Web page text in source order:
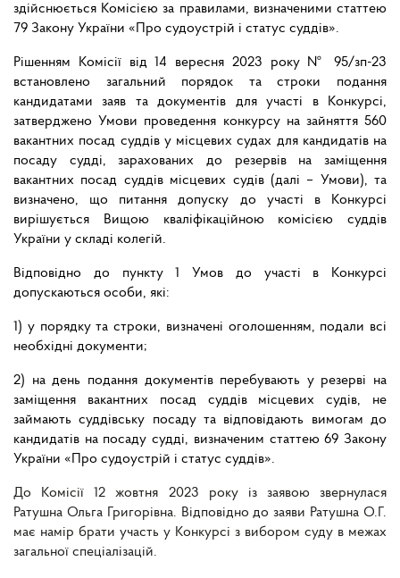
здійснюється Комісією за правилами, визначеними статтею
79 Закону України «Про судоустрій і статус суддів».
Рішенням Комісії від 14 вересня 2023 року № 95/зп-23
встановлено загальний порядок та строки подання
кандидатами заяв та документів для участі в Конкурсі,
затверджено Умови проведення конкурсу на зайняття 560
вакантних посад суддів у місцевих судах для кандидатів на
посаду судді, зарахованих до резервів на заміщення
вакантних посад суддів місцевих судів (далі – Умови), та
визначено, що питання допуску до участі в Конкурсі
вирішується Вищою кваліфікаційною комісією суддів
України у складі колегій.
Відповідно до пункту 1 Умов до участі в Конкурсі
допускаються особи, які:
1) у порядку та строки, визначені оголошенням, подали всі
необхідні документи;
2) на день подання документів перебувають у резерві на
заміщення вакантних посад суддів місцевих судів, не
займають суддівську посаду та відповідають вимогам до
кандидатів на посаду судді, визначеним статтею 69 Закону
України «Про судоустрій і статус суддів».
До Комісії 12 жовтня 2023 року із заявою звернулася
Ратушна Ольга Григорівна. Відповідно до заяви Ратушна О.Г.
має намір брати участь у Конкурсі з вибором суду в межах
загальної спеціалізацій.